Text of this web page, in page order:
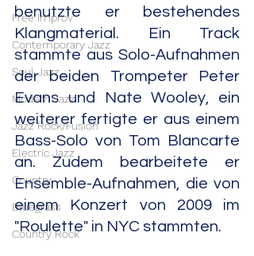
Free Improv
Contemporary Jazz
Soul Jazz
Modern Jazz
Jazz Rock/Fusion
Electric Jazz
Country
Bluegrass
Country Rock
benutzte er bestehendes
Klangmaterial. Ein Track
stammte aus Solo-Aufnahmen
der beiden Trompeter Peter
Evans und Nate Wooley, ein
weiterer fertigte er aus einem
Bass-Solo von Tom Blancarte
an. Zudem bearbeitete er
Ensemble-Aufnahmen, die von
einem Konzert von 2009 im
"Roulette" in NYC stammten.